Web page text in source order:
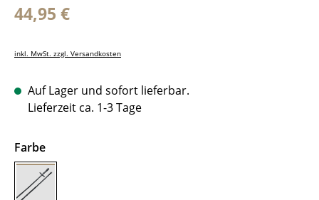
Regulärer Preis:
44,95 €
inkl. MwSt. zzgl. Versandkosten
Auf Lager und sofort lieferbar.
Lieferzeit ca. 1-3 Tage
Farbeauswählen
Schwarz/Edelstahl